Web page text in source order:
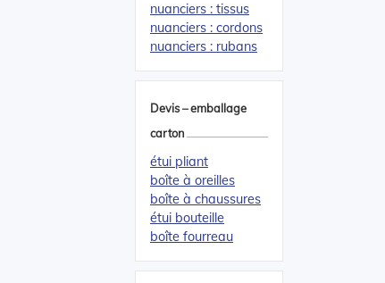
nuanciers : tissus
nuanciers : cordons
nuanciers : rubans
Devis – emballage
carton
étui pliant
boîte à oreilles
boîte à chaussures
étui bouteille
boîte fourreau